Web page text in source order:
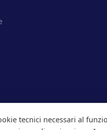
tecnici necessari al